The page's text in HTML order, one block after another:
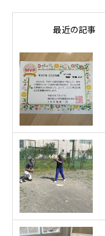
最近の記事